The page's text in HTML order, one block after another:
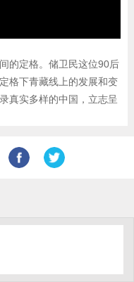
的定格。储卫民这位90后
格下青藏线上的发展和变
真实多样的中国，立志呈